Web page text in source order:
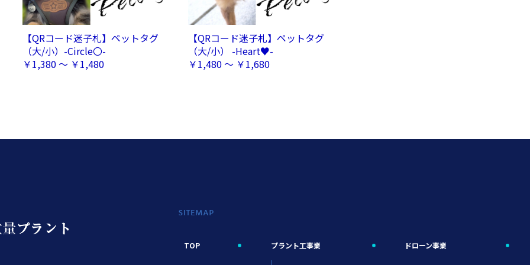
【QRコード迷子札】ペットタグ
（大/小）-Circle〇-
￥1,380 ～ ￥1,480
【QRコード迷子札】ペットタグ
（大/小） -Heart♥-
￥1,480 ～ ￥1,680
TOP プラント工事業 ドローン事業